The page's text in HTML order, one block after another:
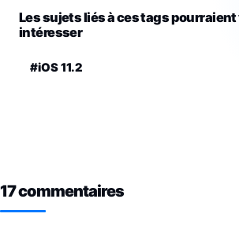
Les sujets liés à ces tags
intéresser
#iOS 11.2
17 commentaires